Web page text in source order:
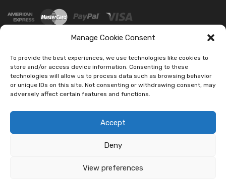
Manage Cookie Consent
To provide the best experiences, we use technologies like cookies to
store and/or access device information. Consenting to these
technologies will allow us to process data such as browsing behavior
or unique IDs on this site. Not consenting or withdrawing consent, may
adversely affect certain features and functions.
Accept
Deny
View preferences
SOCIAL
Ledautoshop Auto Parts | Icons made by